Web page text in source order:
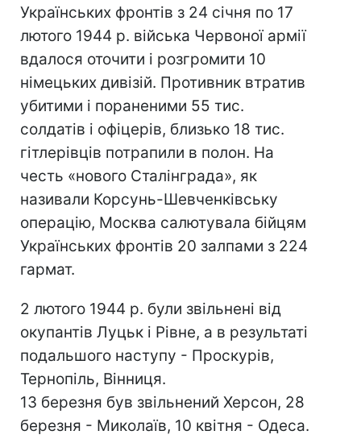
Українських фронтів з 24 січня по 17
лютого 1944 р. війська Червоної армії
вдалося оточити і розгромити 10
німецьких дивізій. Противник втратив
убитими і пораненими 55 тис.
солдатів і офіцерів, близько 18 тис.
гітлерівців потрапили в полон. На
честь «нового Сталінграда», як
називали Корсунь-Шевченківську
операцію, Москва салютувала бійцям
Українських фронтів 20 залпами з 224
гармат.
2 лютого 1944 р. були звільнені від
окупантів Луцьк і Рівне, а в результаті
подальшого наступу - Проскурів,
Тернопіль, Вінниця.
13 березня був звільнений Херсон, 28
березня - Миколаїв, 10 квітня - Одеса.